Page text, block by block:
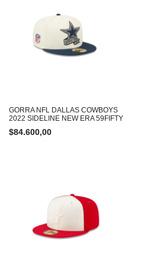
GORRA NFL DALLAS COWBOYS
2022 SIDELINE NEW ERA 59FIFTY
$84.600,00